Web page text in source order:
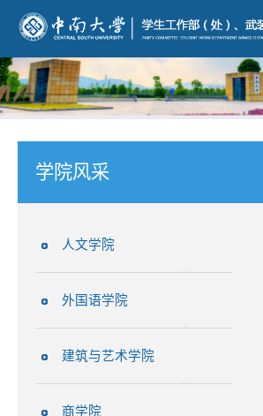
学院风采
人文学院
外国语学院
建筑与艺术学院
商学院